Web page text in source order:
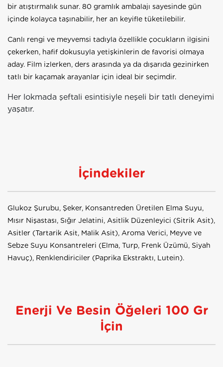
bir atıştırmalık sunar. 80 gramlık ambalajı sayesinde gün
içinde kolayca taşınabilir, her an keyifle tüketilebilir.
Canlı rengi ve meyvemsi tadıyla özellikle çocukların ilgisini
çekerken, hafif dokusuyla yetişkinlerin de favorisi olmaya
aday. Film izlerken, ders arasında ya da dışarıda gezinirken
tatlı bir kaçamak arayanlar için ideal bir seçimdir.
Her lokmada şeftali esintisiyle neşeli bir tatlı deneyimi
yaşatır.
İçindekiler
Glukoz Şurubu, Şeker, Konsantreden Üretilen Elma Suyu,
Mısır Nişastası, Sığır Jelatini, Asitlik Düzenleyici (Sitrik Asit),
Asitler (Tartarik Asit, Malik Asit), Aroma Verici, Meyve ve
Sebze Suyu Konsantreleri (Elma, Turp, Frenk Üzümü, Siyah
Havuç), Renklendiriciler (Paprika Ekstraktı, Lutein).
Enerji Ve Besin Öğeleri 100 Gr
İçin